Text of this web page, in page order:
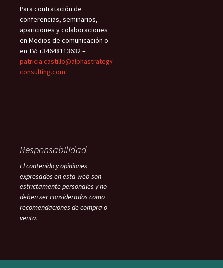
Para contratación de
conferencias, seminarios,
apariciones y colaboraciones
en Medios de comunicación o
en TV: +34648113632 –
patricia.castillo@alphastrategy
consulting.com
Responsabilidad
El contenido y opiniones
expresados en esta web son
estrictamente personales y no
deben ser considerados como
recomendaciones de compra o
venta.